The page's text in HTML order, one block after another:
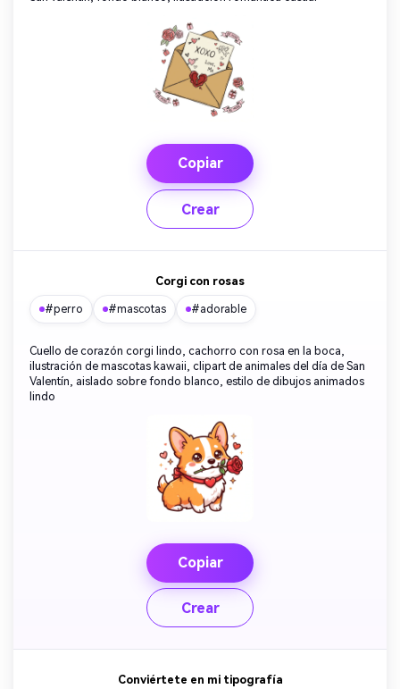
Copiar
Crear
Corgi con rosas
#perro #mascotas #adorable
Cuello de corazón corgi lindo, cachorro con rosa en la boca,
ilustración de mascotas kawaii, clipart de animales del día de San
Valentín, aislado sobre fondo blanco, estilo de dibujos animados
lindo
Copiar
Crear
Conviértete en mi tipografía